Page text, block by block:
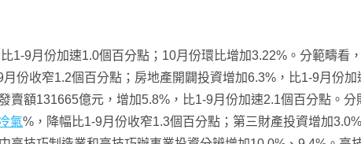
1-9月份加速1.0個百分點；10月份環比增加3.22%。分範疇看
份收窄1.2個百分點；房地產開闢投資增加6.3%，比1-9月份
賣額131665億元，增加5.8%，比1-9月份加速2.1個百分點。
氣%，降幅比1-9月份收窄1.3個百分點；第三財產投資增加